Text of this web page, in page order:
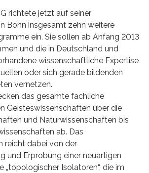
richtete jetzt auf seiner
Bonn insgesamt zehn weitere
ein. Sie sollen ab Anfang 2013
und die in Deutschland und
wissenschaftliche Expertise
oder sich gerade bildenden
vernetzen.
das gesamte fachliche
Geisteswissenschaften über die
und Naturwissenschaften bis
ab. Das
reicht dabei von der
und Erprobung einer neuartigen
„topologischer Isolatoren“, die im